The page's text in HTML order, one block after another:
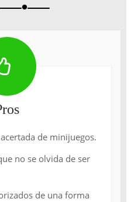
brightness_1
de minijuegos.
no se olvida de ser
de una forma